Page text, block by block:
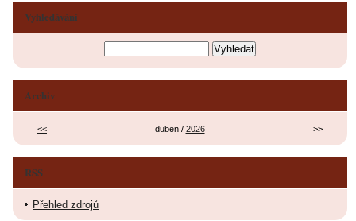
Vyhledávání
Archiv
<< duben / 2026 >>
RSS
Přehled zdrojů